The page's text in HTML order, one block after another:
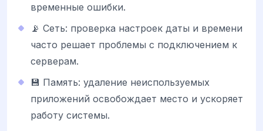
временные ошибки.
📡 Сеть: проверка настроек даты и времени
часто решает проблемы с подключением к
серверам.
💾 Память: удаление неиспользуемых
приложений освобождает место и ускоряет
работу системы.